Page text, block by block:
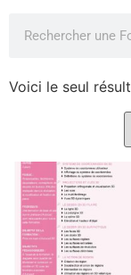
Voici le seul